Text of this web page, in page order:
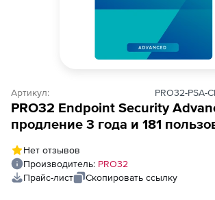
Артикул: PRO32-PSA-
PRO32 Endpoint Security
продление 3 года и 181
Нет отзывов
Производитель: PRO32
Прайс-лист
Скопировать ссылку